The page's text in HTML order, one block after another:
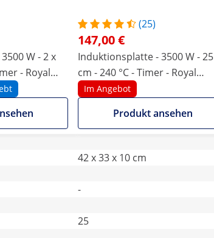
W - 2 x
- Royal
(25)
147,00 €
Induktionsplatte - 3500 W - 25
cm - 240 °C - Timer - Royal
Catering
Im Angebot
Produkt ansehen
42 x 33 x 10 cm
-
25